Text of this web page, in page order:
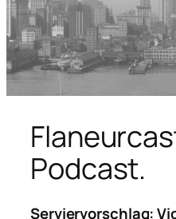
Podcast.
Serviervorschlag: